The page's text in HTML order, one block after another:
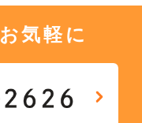
気軽に